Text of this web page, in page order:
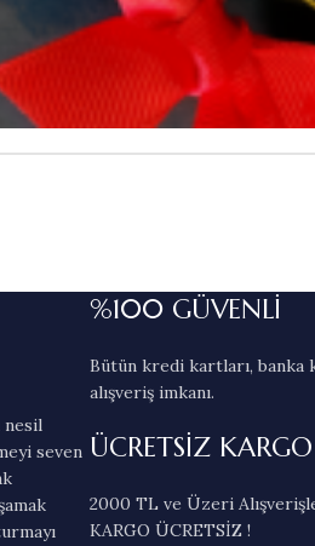
seven
%100 GÜVENLİ
Bütün kredi kartları, banka
alışveriş imkanı.
ÜCRETSİZ KARGO
2000 TL ve Üzeri
KARGO ÜCRETSİZ !